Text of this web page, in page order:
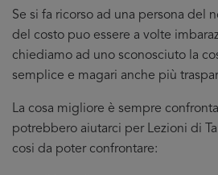
Se si fa ricorso ad una persona del
del costo puo essere a volte
chiediamo ad uno sconosciuto la
semplice e magari anche più
La cosa migliore è sempre
potrebbero aiutarci per Lezioni di
cosi da poter confrontare: